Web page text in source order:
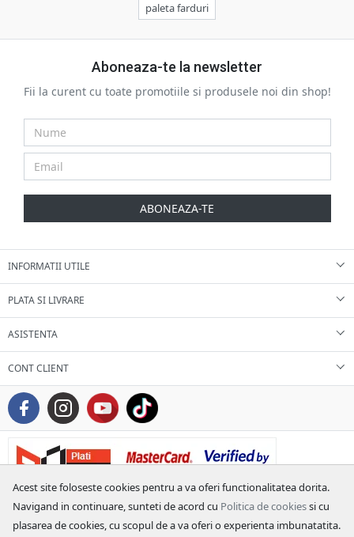
Acest site foloseste cookies pentru a va oferi functionalitatea dorita.
Navigand in continuare, sunteti de acord cu Politica de cookiessi cu
plasarea de cookies, cu scopul de a va oferi o experienta imbunatatita.
paleta farduri
Aboneaza-te la newsletter
Fii la curent cu toate promotiile si produsele noi din shop!
ABONEAZA-TE
INFORMATII UTILE
PLATA SI LIVRARE
ASISTENTA
CONT CLIENT